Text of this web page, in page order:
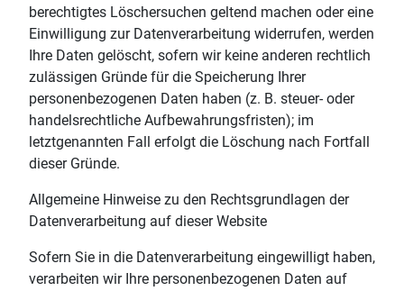
berechtigtes Löschersuchen geltend machen oder eine
Einwilligung zur Datenverarbeitung widerrufen, werden
Ihre Daten gelöscht, sofern wir keine anderen rechtlich
zulässigen Gründe für die Speicherung Ihrer
personenbezogenen Daten haben (z. B. steuer- oder
handelsrechtliche Aufbewahrungsfristen); im
letztgenannten Fall erfolgt die Löschung nach Fortfall
dieser Gründe.
Allgemeine Hinweise zu den Rechtsgrundlagen der
Datenverarbeitung auf dieser Website
Sofern Sie in die Datenverarbeitung eingewilligt haben,
verarbeiten wir Ihre personenbezogenen Daten auf